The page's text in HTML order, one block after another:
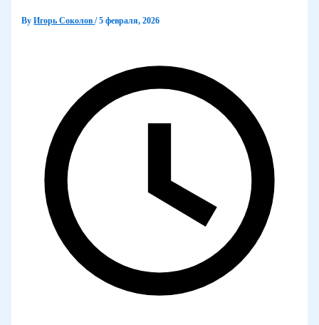
ByИгорь Соколов/5 февраля, 2026